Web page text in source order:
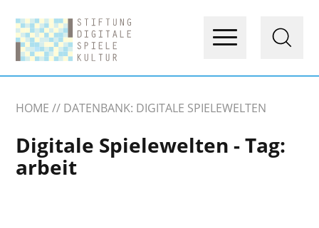
HOME DATENBANK: DIGITALE SPIELEWELTEN
Digitale Spielewelten - Tag:
arbeit